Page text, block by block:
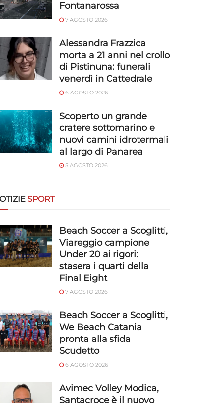
Fontanarossa
7 AGOSTO 2026
Alessandra Frazzica
morta a 21 anni nel crollo
di Pistinuna: funerali
venerdì in Cattedrale
6 AGOSTO 2026
Scoperto un grande
cratere sottomarino e
nuovi camini idrotermali
al largo di Panarea
5 AGOSTO 2026
SPORT
Beach Soccer a Scoglitti,
Viareggio campione
Under 20 ai rigori:
stasera i quarti della
Final Eight
7 AGOSTO 2026
Beach Soccer a Scoglitti,
We Beach Catania
pronta alla sfida
Scudetto
6 AGOSTO 2026
Avimec Volley Modica,
Santacroce è il nuovo